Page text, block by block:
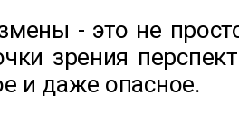
- это не
зрения
и даже опасное.